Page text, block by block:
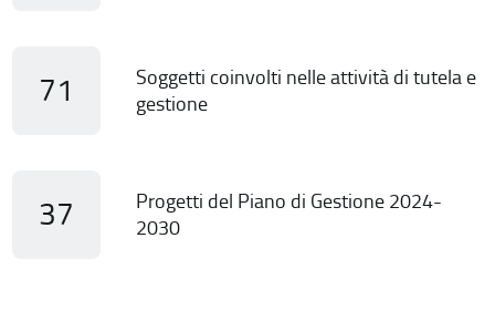
71
Soggetti coinvolti nelle attività di tutela e
gestione
37
Progetti del Piano di Gestione 2024-
2030